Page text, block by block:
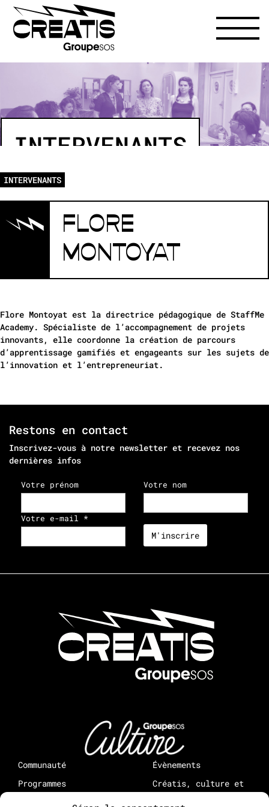
INTERVENANTS
INTERVENANTS
FLORE
MONTOYAT
Flore Montoyat est la directrice pédagogique de StaffMe
Academy. Spécialiste de l’accompagnement de projets
innovants, elle coordonne la création de parcours
d’apprentissage gamifiés et engageants sur les sujets de
l’innovation et l’entrepreneuriat.
Restons en contact
Inscrivez-vous à notre newsletter et recevez nos
dernières infos
Votre prénom Votre nom
Votre e-mail *
Communauté
Programmes
Évènements
Créatis, culture et
médias : à propos